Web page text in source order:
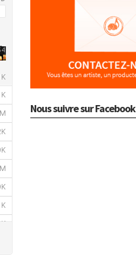
Nous suivre sur Facebook